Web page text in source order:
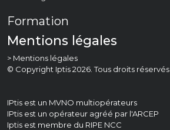
Formation
Mentions légales
> Mentions légales
© Copyright Iptis 2026. Tous droits réservés
IPtis est un MVNO multiopérateurs
IPtis est un opérateur agréé par l'ARCEP
Iptis est membre du RIPE NCC